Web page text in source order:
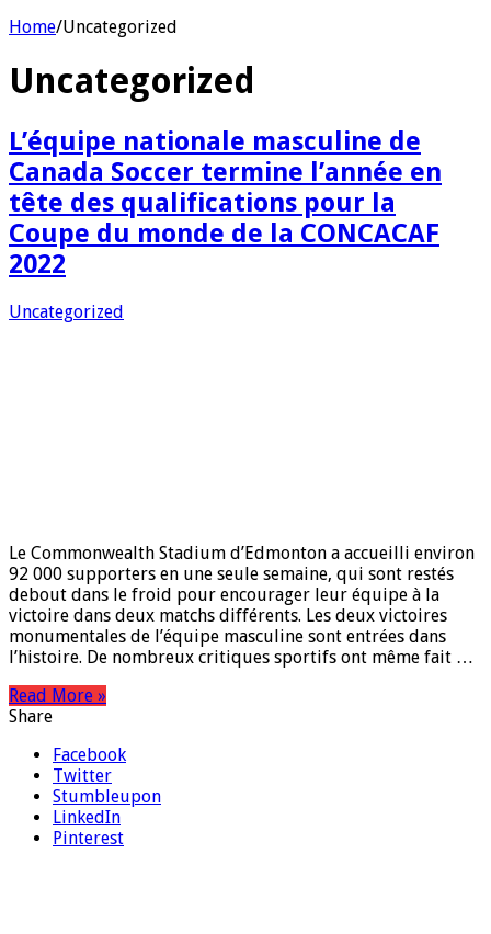
Home/Uncategorized
Uncategorized
L’équipe nationale masculine de
Canada Soccer termine l’année en
tête des qualifications pour la
Coupe du monde de la CONCACAF
2022
Uncategorized
Le Commonwealth Stadium d’Edmonton a accueilli environ
92 000 supporters en une seule semaine, qui sont restés
debout dans le froid pour encourager leur équipe à la
victoire dans deux matchs différents. Les deux victoires
monumentales de l’équipe masculine sont entrées dans
l’histoire. De nombreux critiques sportifs ont même fait …
Read More »
Share
Facebook
Twitter
Stumbleupon
LinkedIn
Pinterest